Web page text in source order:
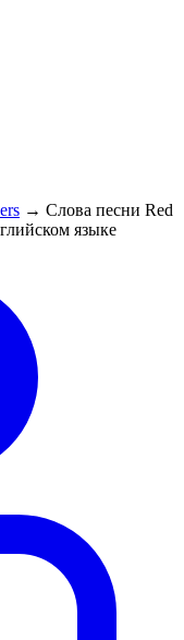
→ Слова песни Red
языке